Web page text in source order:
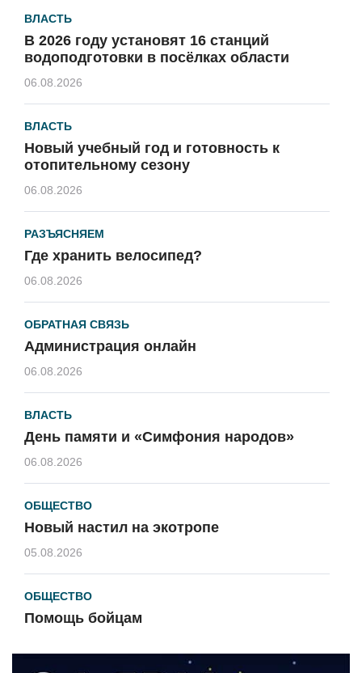
ВЛАСТЬ
В 2026 году установят 16 станций
водоподготовки в посёлках области
06.08.2026
ВЛАСТЬ
Новый учебный год и готовность к
отопительному сезону
06.08.2026
РАЗЪЯСНЯЕМ
Где хранить велосипед?
06.08.2026
ОБРАТНАЯ СВЯЗЬ
Администрация онлайн
06.08.2026
ВЛАСТЬ
День памяти и «Симфония народов»
06.08.2026
ОБЩЕСТВО
Новый настил на экотропе
05.08.2026
ОБЩЕСТВО
Помощь бойцам